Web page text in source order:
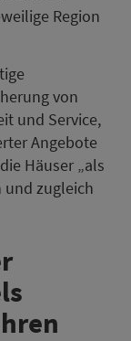
Region
von
und Service,
Angebote
Häuser „als
und zugleich